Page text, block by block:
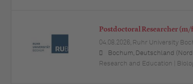
Postdoctoral Researcher
04.08.2026, Ruhr University
Bochum, Deutschland
Research and Education |